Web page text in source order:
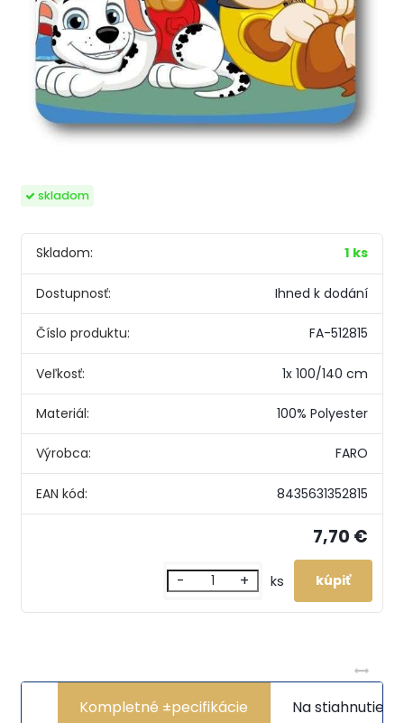
skladom
Skladom: 1 ks
Dostupnosť: Ihned k dodání
Číslo produktu: FA-512815
Veľkosť: 1x 100/140 cm
Materiál: 100% Polyester
Výrobca: FARO
EAN kód: 8435631352815
7,70 €
- + ks
Kompletné ±pecifikácie Na stiahnutie